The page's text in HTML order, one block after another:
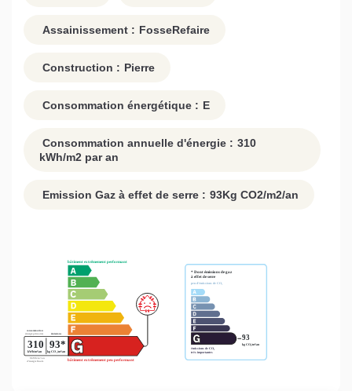
Assainissement : FosseRefaire
Construction : Pierre
Consommation énergétique : E
Consommation annuelle d'énergie : 310
kWh/m2 par an
Emission Gaz à effet de serre : 93Kg CO2/m2/an